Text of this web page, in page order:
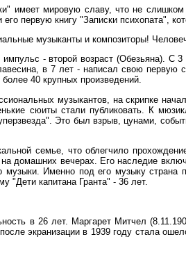
имеет мировую славу, что не
первую книгу "Записки психопата",
музыканты и композиторы!
- второй возраст (Обезьяна). С
в 7 лет - написал свою
40 крупных произведений.
музыкантов, на скрипке
сюиты стали публиковать. К
Это был взрыв, цунами,
семье, что облегчило
домашних вечерах. Его наследие
музыки. Именно под его музыку
"Дети капитана Гранта" - 36 лет.
в 26 лет. Маргарет Митчел
экранизации в 1939 году стала